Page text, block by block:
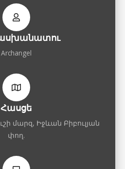
Archangel
Հասցե
մարզ, Իջևան Բիբուլյան
փող.